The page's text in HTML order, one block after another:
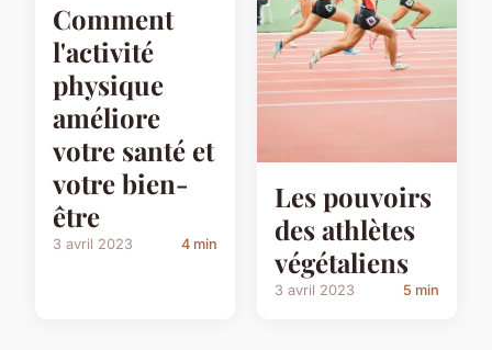
Comment
l'activité
physique
améliore
votre santé et
votre bien-
être
3 avril 2023 4 min
Les pouvoirs
des athlètes
végétaliens
3 avril 2023 5 min